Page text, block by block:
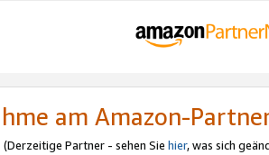
am Amazon-
(Derzeitige Partner - sehen Sie hier, was sich